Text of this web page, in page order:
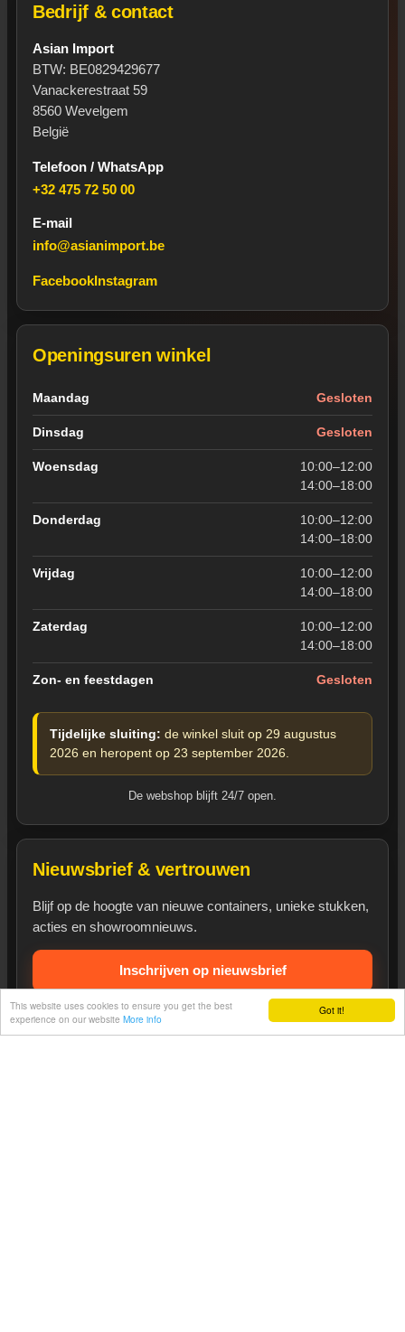
Got it!
This website uses cookies to ensure you get the best
experience on our website More info
Bedrijf & contact
Asian Import
BTW: BE0829429677
Vanackerestraat 59
8560 Wevelgem
België
Telefoon / WhatsApp
+32 475 72 50 00
E-mail
info@asianimport.be
FacebookInstagram
Openingsuren winkel
Openingsuren van de winkel in Wevelgem
Maandag Gesloten
Dinsdag Gesloten
Woensdag
10:00–12:00
14:00–18:00
Donderdag
10:00–12:00
14:00–18:00
Vrijdag
10:00–12:00
14:00–18:00
Zaterdag
10:00–12:00
14:00–18:00
Zon- en feestdagen Gesloten
Tijdelijke sluiting: de winkel sluit op 29 augustus
2026 en heropent op 23 september 2026.
De webshop blijft 24/7 open.
Nieuwsbrief & vertrouwen
Blijf op de hoogte van nieuwe containers, unieke stukken,
acties en showroomnieuws.
Inschrijven op nieuwsbrief
Betrouwbare Belgische webshop
Heeft u een vraag?